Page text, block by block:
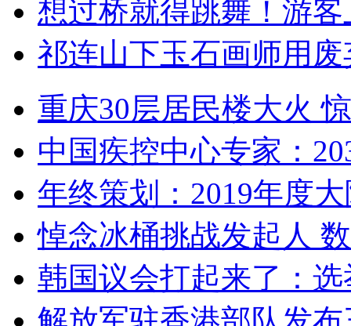
想过桥就得跳舞！游客
祁连山下玉石画师用
重庆30层居民楼大火
中国疾控中心专家：
年终策划：2019年度
悼念冰桶挑战发起人
韩国议会打起来了：